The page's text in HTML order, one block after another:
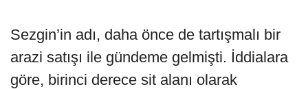
Sezgin’in adı, daha önce de tartışmalı bir
arazi satışı ile gündeme gelmişti. İddialara
göre, birinci derece sit alanı olarak